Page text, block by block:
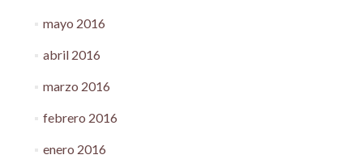
mayo 2016
abril 2016
marzo 2016
febrero 2016
enero 2016